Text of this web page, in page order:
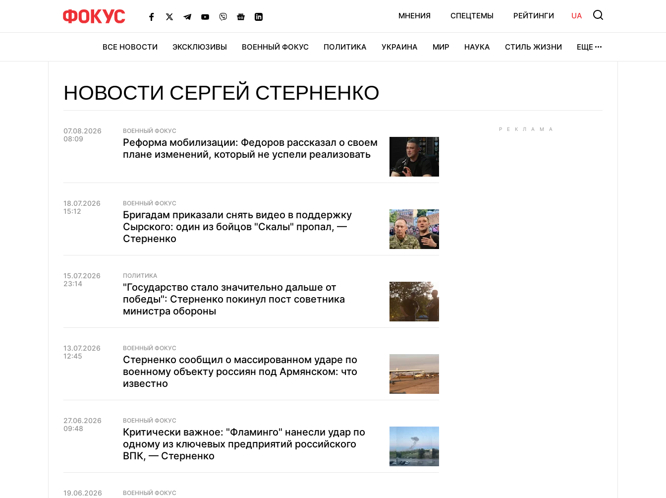
МНЕНИЯ СПЕЦТЕМЫ РЕЙТИНГИ UA
ВСЕ НОВОСТИ ЭКСКЛЮЗИВЫ ВОЕННЫЙ ФОКУС ПОЛИТИКА УКРАИНА МИР НАУКА СТИЛЬ ЖИЗНИ ЕЩЕ
НОВОСТИ СЕРГЕЙ СТЕРНЕНКО
07.08.2026
08:09
ВОЕННЫЙ ФОКУС
Реформа мобилизации: Федоров рассказал о своем
плане изменений, который не успели реализовать
18.07.2026
15:12
ВОЕННЫЙ ФОКУС
Бригадам приказали снять видео в поддержку
Сырского: один из бойцов "Скалы" пропал, —
Стерненко
15.07.2026
23:14
ПОЛИТИКА
"Государство стало значительно дальше от
победы": Стерненко покинул пост советника
министра обороны
13.07.2026
12:45
ВОЕННЫЙ ФОКУС
Стерненко сообщил о массированном ударе по
военному объекту россиян под Армянском: что
известно
27.06.2026
09:48
ВОЕННЫЙ ФОКУС
Критически важное: "Фламинго" нанесли удар по
одному из ключевых предприятий российского
ВПК, — Стерненко
19.06.2026
ВОЕННЫЙ ФОКУС